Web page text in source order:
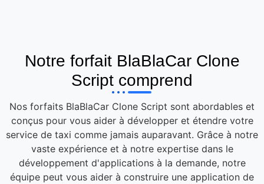
Notre forfait BlaBlaCar Clone
Script comprend
Nos forfaits BlaBlaCar Clone Script sont abordables et
conçus pour vous aider à développer et étendre votre
service de taxi comme jamais auparavant. Grâce à notre
vaste expérience et à notre expertise dans le
développement d'applications à la demande, notre
équipe peut vous aider à construire une application de